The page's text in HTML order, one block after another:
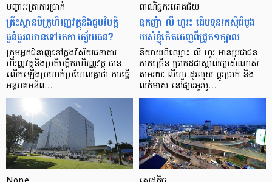
បញ្ហា​អត្រា​ការប្រាក់
គ្រឹះស្ថាន​មីក្រូ​ហិរញ្ញវត្ថុ​នឹង​ជួប​វិបត្តិ​
ធ្ងន់ធ្ងរ​ឈាន​ទៅ​រក​ការ​ក្ស័យធន?
ក្រុម​អ្នក​ជំនាញ​នៅ​ក្នុង​វិស័យ​ធនាគារ
ហិរញ្ញវត្ថុ​និង​ប្រតិបត្តិករ​ហិរញ្ញ​វត្ថុ បាន​​
លើក​ឡើង​ប្រហាក់​ប្រហែល​គ្នា​ថា ការ​ធ្វើ​
អន្តរាគមន៍​ព…
ពាណិជ្ជករជោគជ័យ
ឧកញ៉ា លី ហួរ៖ ដើមទុនរកស៊ីដំបូង
របស់ខ្ញុំកើតចេញពីជ្រូក១ក្បាល
និយាយ​ពី​ឈ្មោះ លី ហួរ មាន​ប្រជាជន​
ភាគ​ច្រើន ប្រាកដ​ជា​ស្គាល់​ច្បាស់​ណាស់
តាមរយៈ លីហួរ ដូរ​លុយ ប្តូរ​បា្រក់ និង​
លក់​មាស នៅ​ផ្សារ​អូរ​ឫ…